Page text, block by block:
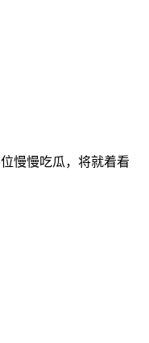
慢慢吃瓜，将就着看